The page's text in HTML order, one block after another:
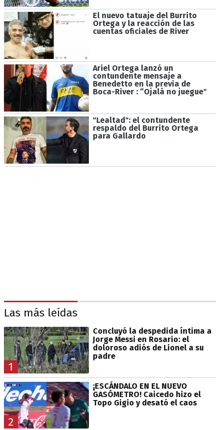
El nuevo tatuaje del Burrito
Ortega y la reacción de las
cuentas oficiales de River
Ariel Ortega lanzó un
contundente mensaje a
Benedetto en la previa de
Boca-River : “Ojalá no juegue"
"Lealtad": el contundente
respaldo del Burrito Ortega
para Gallardo
Las más leídas
1
Concluyó la despedida íntima a
Jorge Messi en Rosario: el
doloroso adiós de Lionel a su
padre
2
¡ESCÁNDALO EN EL NUEVO
GASÓMETRO! Caicedo hizo el
Topo Gigio y desató el caos